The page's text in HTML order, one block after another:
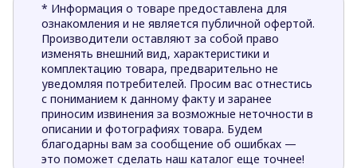
* Информация о товаре предоставлена для
ознакомления и не является публичной офертой.
Производители оставляют за собой право
изменять внешний вид, характеристики и
комплектацию товара, предварительно не
уведомляя потребителей. Просим вас отнестись
с пониманием к данному факту и заранее
приносим извинения за возможные неточности в
описании и фотографиях товара. Будем
благодарны вам за сообщение об ошибках —
это поможет сделать наш каталог еще точнее!